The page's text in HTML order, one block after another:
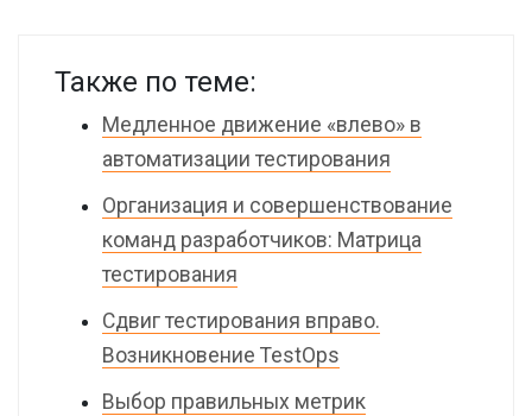
Также по теме:
Медленное движение «влево» в
автоматизации тестирования
Организация и совершенствование
команд разработчиков: Матрица
тестирования
Сдвиг тестирования вправо.
Возникновение TestOps
Выбор правильных метрик